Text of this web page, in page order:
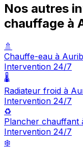
Nos autres
chauffage à
🚿
Chauffe-eau à
Intervention 24/7
🌡️
Radiateur froid à
Intervention 24/7
♻️
Plancher chauffant
Intervention 24/7
❄️